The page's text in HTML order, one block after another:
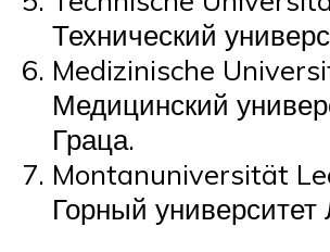
Технический
Medizinische
Медицинский
Граца.
Montanuniversität
Горный университет